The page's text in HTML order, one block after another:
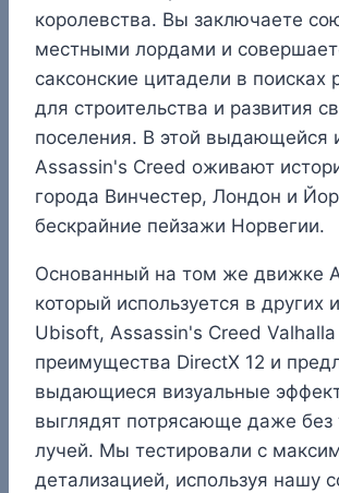
королевства. Вы заключаете
местными лордами и
саксонские цитадели в поисках
для строительства и развития
поселения. В этой выдающейся
Assassin's Creed оживают
города Винчестер, Лондон и
бескрайние пейзажи Норвегии.
Основанный на том же движке
который используется в других
Ubisoft, Assassin's Creed Valhalla
преимущества DirectX 12 и
выдающиеся визуальные
выглядят потрясающе даже без
лучей. Мы тестировали с
детализацией, используя нашу